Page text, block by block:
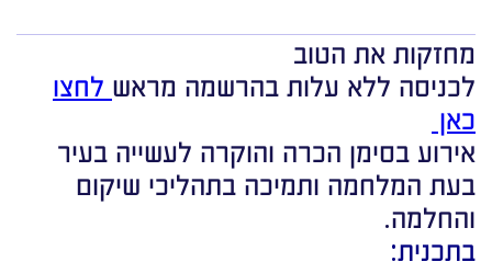
מחזקות את הטוב
לכניסה ללא עלות בהרשמה מראש לחצו
כאן
אירוע בסימן הכרה והוקרה לעשייה בעיר
בעת המלחמה ותמיכה בתהליכי שיקום
והחלמה.
בתכנית: